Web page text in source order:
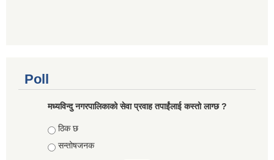
Poll
मध्यविन्दु नगरपालिकाको सेवा प्रवाह तपाईंलाई कस्तो लाग्छ ?
Choices
ठिक छ
सन्तोषजनक